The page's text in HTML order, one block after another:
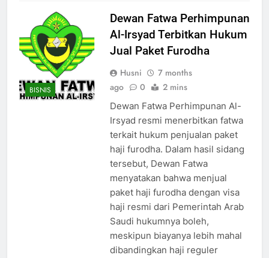
BISNIS
Dewan Fatwa Perhimpunan
Al-Irsyad Terbitkan Hukum
Jual Paket Furodha
Husni
7 months
ago
0 2 mins
Dewan Fatwa Perhimpunan Al-
Irsyad resmi menerbitkan fatwa
terkait hukum penjualan paket
haji furodha. Dalam hasil sidang
tersebut, Dewan Fatwa
menyatakan bahwa menjual
paket haji furodha dengan visa
haji resmi dari Pemerintah Arab
Saudi hukumnya boleh,
meskipun biayanya lebih mahal
dibandingkan haji reguler